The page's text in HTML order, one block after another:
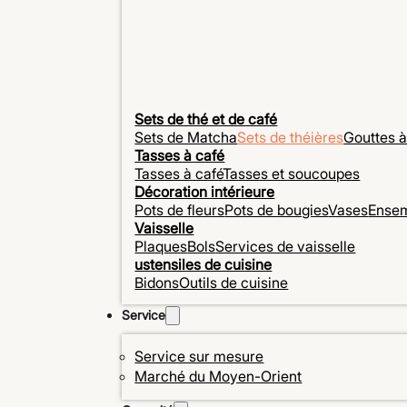
Sets de thé et de café
Sets de MatchaSets de théièresGouttes
Tasses à café
Tasses à caféTasses et soucoupes
Décoration intérieure
Pots de fleursPots de bougiesVases
Vaisselle
PlaquesBolsServices de vaisselle
ustensiles de cuisine
BidonsOutils de cuisine
Service
Service sur mesure
Marché du Moyen-Orient